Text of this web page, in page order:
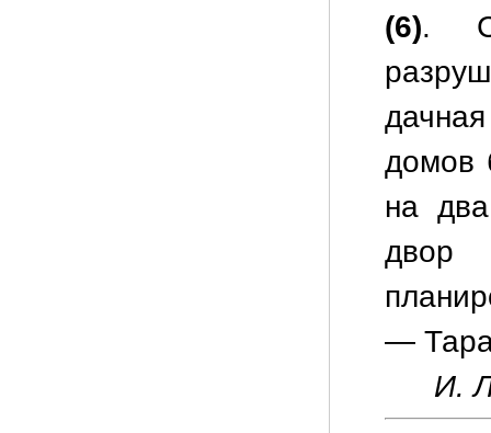
(6).
домов
на
—
И.